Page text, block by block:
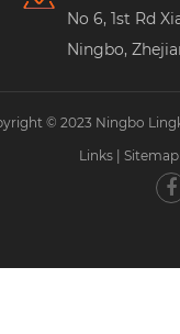
No 6, 1st Rd
Ningbo,
© 2023 Ningbo
Links
Sitemap